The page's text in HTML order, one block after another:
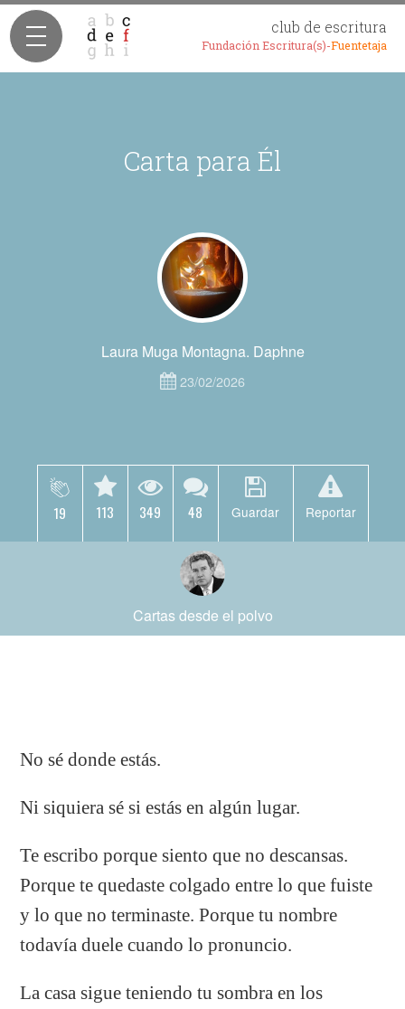
club de escritura
Fundación Escritura(s)-Fuentetaja
Carta para Él
Laura Muga Montagna. Daphne
23/02/2026
19 113 349 48 Guardar Reportar
Cartas desde el polvo
No sé donde estás.
Ni siquiera sé si estás en algún lugar.
Te escribo porque siento que no descansas.
Porque te quedaste colgado entre lo que fuiste
y lo que no terminaste. Porque tu nombre
todavía duele cuando lo pronuncio.
La casa sigue teniendo tu sombra en los